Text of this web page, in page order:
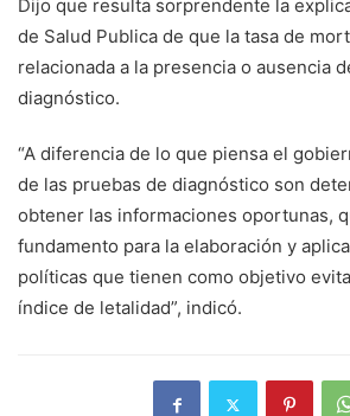
Dijo que resulta sorprendente la
de Salud Publica de que la tasa de
relacionada a la presencia o ausencia
diagnóstico.
“A diferencia de lo que piensa el
de las pruebas de diagnóstico son
obtener las informaciones oportunas,
fundamento para la elaboración y
políticas que tienen como objetivo
índice de letalidad”, indicó.